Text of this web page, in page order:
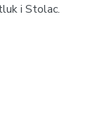
i Stolac.